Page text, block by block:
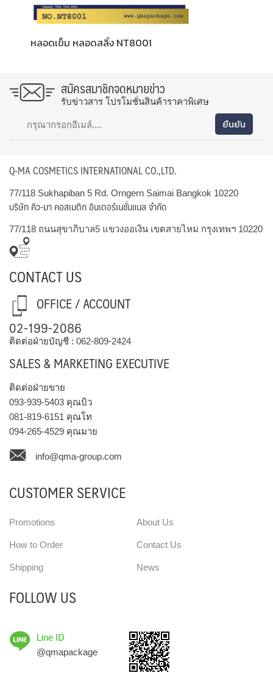
หลอดเข็ม หลอดสลิ้ง NT8001
สมัครสมาชิกจดหมายข่าว
รับข่าวสาร โปรโมชั่นสินค้าราคาพิเศษ
Q-MA COSMETICS INTERNATIONAL CO.,LTD.
77/118 Sukhapiban 5 Rd. Orngern Saimai Bangkok 10220
บริษัท คิว-มา คอสเมติก อินเตอร์เนชั่นแนล จำกัด
77/118 ถนนสุขาภิบาล5 แขวงออเงิน เขตสายไหม กรุงเทพฯ 10220
CONTACT US
OFFICE / ACCOUNT
02-199-2086
ติดต่อฝ่ายบัญชี : 062-809-2424
SALES & MARKETING EXECUTIVE
ติดต่อฝ่ายขาย
093-939-5403 คุณบิว
081-819-6151 คุณโท
094-265-4529 คุณมาย
info@qma-group.com
CUSTOMER SERVICE
Promotions
How to Order
Shipping
About Us
Contact Us
News
FOLLOW US
Line ID
@qmapackage